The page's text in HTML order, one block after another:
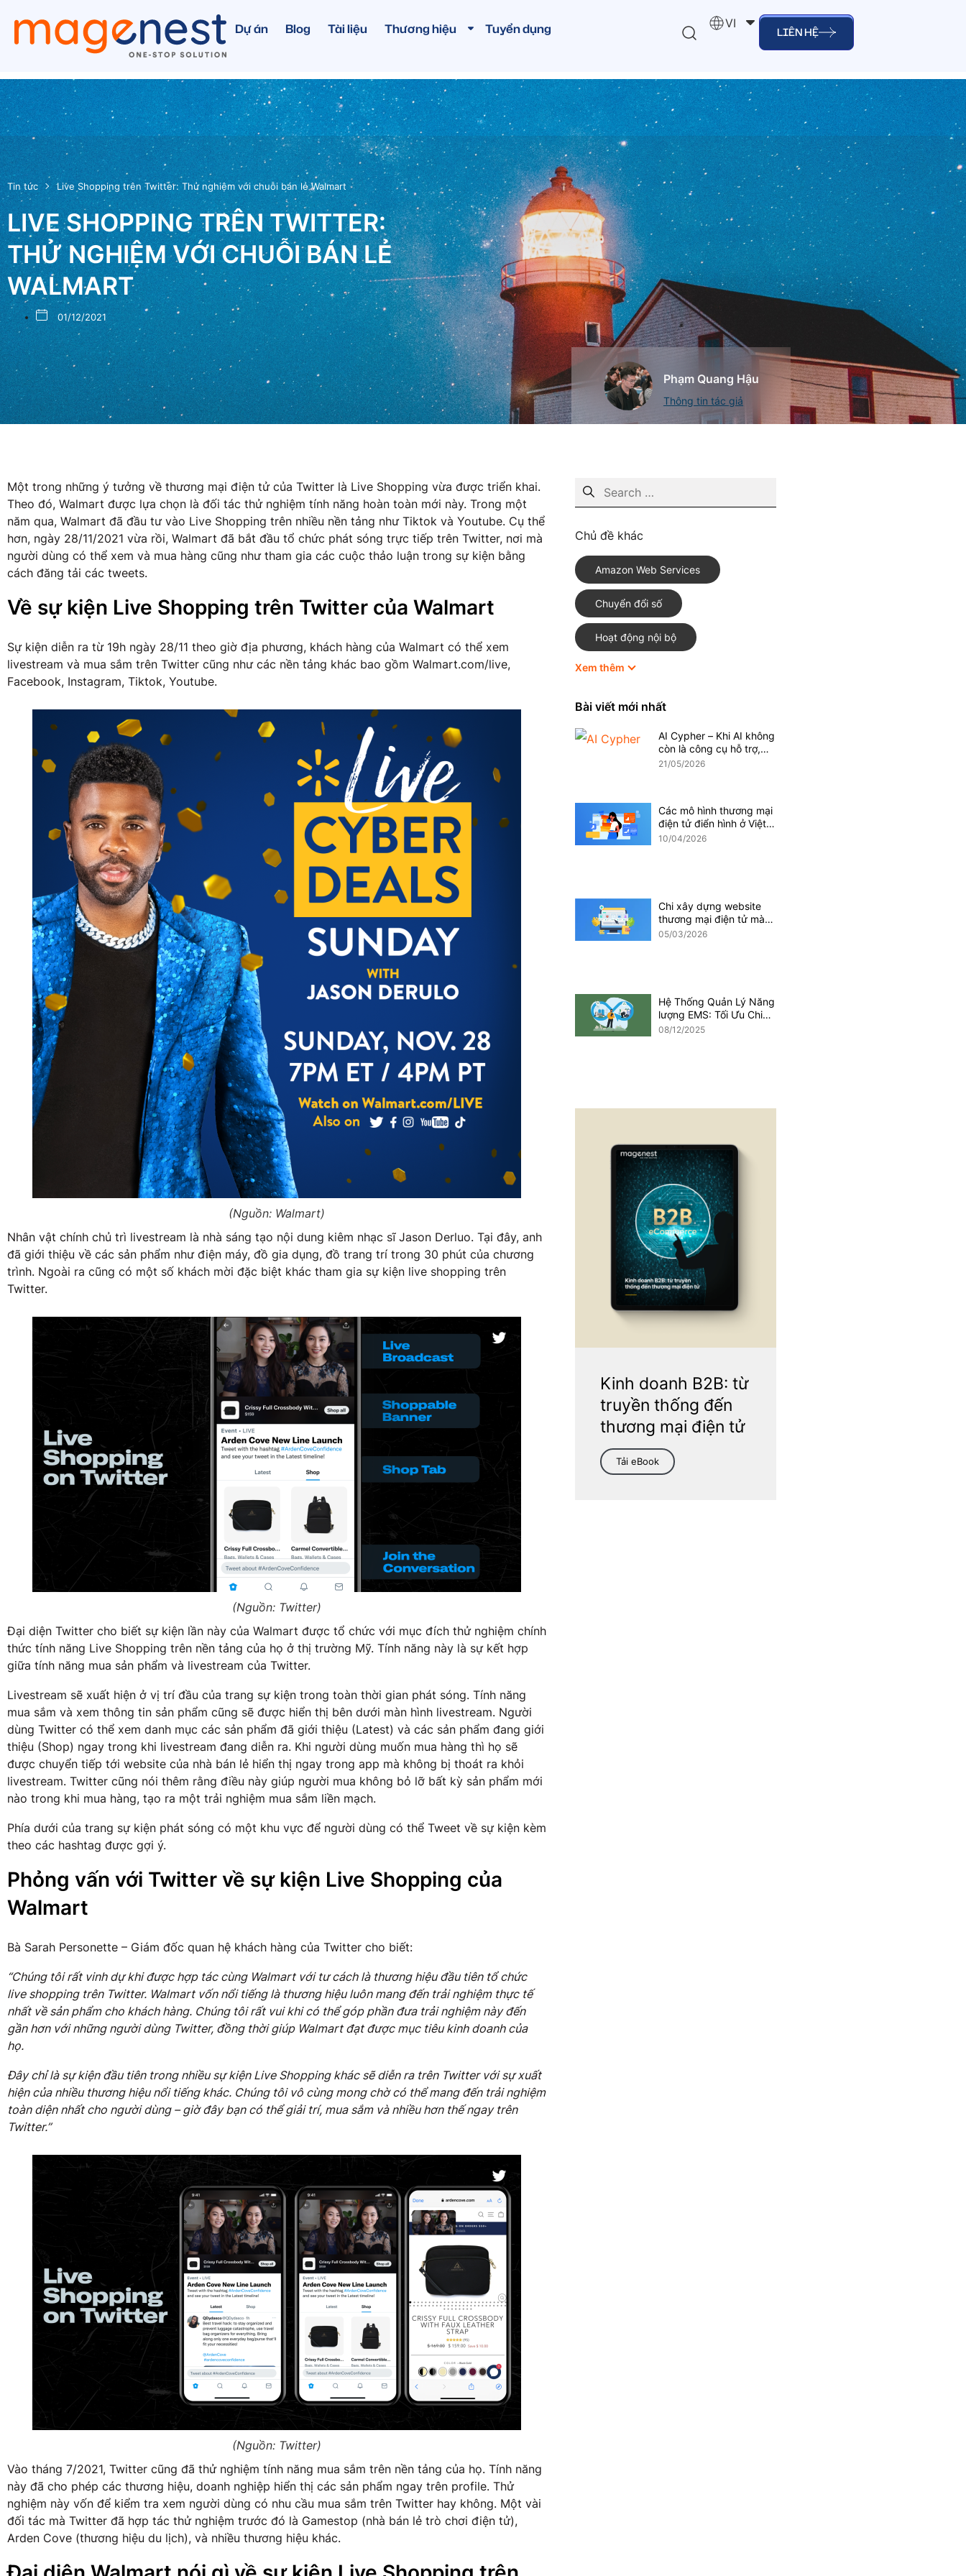
Dự án Blog Tài liệu Thương hiệu Tuyển dụng VI
LIÊN HỆ
Tin tức Live Shopping trên Twitter: Thử nghiệm với chuỗi bán lẻ Walmart
LIVE SHOPPING TRÊN TWITTER:
THỬ NGHIỆM VỚI CHUỖI BÁN LẺ
WALMART
01/12/2021
Phạm Quang Hậu
Thông tin tác giả
Một trong những ý tưởng về thương mại điện tử của Twitter là Live Shopping vừa được triển khai.
Theo đó, Walmart được lựa chọn là đối tác thử nghiệm tính năng hoàn toàn mới này. Trong một
năm qua, Walmart đã đầu tư vào Live Shopping trên nhiều nền tảng như Tiktok và Youtube. Cụ thể
hơn, ngày 28/11/2021 vừa rồi, Walmart đã bắt đầu tổ chức phát sóng trực tiếp trên Twitter, nơi mà
người dùng có thể xem và mua hàng cũng như tham gia các cuộc thảo luận trong sự kiện bằng
cách đăng tải các tweets.
Về sự kiện Live Shopping trên Twitter của Walmart
Sự kiện diễn ra từ 19h ngày 28/11 theo giờ địa phương, khách hàng của Walmart có thể xem
livestream và mua sắm trên Twitter cũng như các nền tảng khác bao gồm Walmart.com/live,
Facebook, Instagram, Tiktok, Youtube.
(Nguồn: Walmart)
Nhân vật chính chủ trì livestream là nhà sáng tạo nội dung kiêm nhạc sĩ Jason Derluo. Tại đây, anh
đã giới thiệu về các sản phẩm như điện máy, đồ gia dụng, đồ trang trí trong 30 phút của chương
trình. Ngoài ra cũng có một số khách mời đặc biệt khác tham gia sự kiện live shopping trên
Twitter.
(Nguồn: Twitter)
Đại diện Twitter cho biết sự kiện lần này của Walmart được tổ chức với mục đích thử nghiệm chính
thức tính năng Live Shopping trên nền tảng của họ ở thị trường Mỹ. Tính năng này là sự kết hợp
giữa tính năng mua sản phẩm và livestream của Twitter.
Livestream sẽ xuất hiện ở vị trí đầu của trang sự kiện trong toàn thời gian phát sóng. Tính năng
mua sắm và xem thông tin sản phẩm cũng sẽ được hiển thị bên dưới màn hình livestream. Người
dùng Twitter có thể xem danh mục các sản phẩm đã giới thiệu (Latest) và các sản phẩm đang giới
thiệu (Shop) ngay trong khi livestream đang diễn ra. Khi người dùng muốn mua hàng thì họ sẽ
được chuyển tiếp tới website của nhà bán lẻ hiển thị ngay trong app mà không bị thoát ra khỏi
livestream. Twitter cũng nói thêm rằng điều này giúp người mua không bỏ lỡ bất kỳ sản phẩm mới
nào trong khi mua hàng, tạo ra một trải nghiệm mua sắm liền mạch.
Phía dưới của trang sự kiện phát sóng có một khu vực để người dùng có thể Tweet về sự kiện kèm
theo các hashtag được gợi ý.
Phỏng vấn với Twitter về sự kiện Live Shopping của
Walmart
Bà Sarah Personette – Giám đốc quan hệ khách hàng của Twitter cho biết:
“Chúng tôi rất vinh dự khi được hợp tác cùng Walmart với tư cách là thương hiệu đầu tiên tổ chức
live shopping trên Twitter. Walmart vốn nổi tiếng là thương hiệu luôn mang đến trải nghiệm thực tế
nhất về sản phẩm cho khách hàng. Chúng tôi rất vui khi có thể góp phần đưa trải nghiệm này đến
gần hơn với những người dùng Twitter, đồng thời giúp Walmart đạt được mục tiêu kinh doanh của
họ.
Đây chỉ là sự kiện đầu tiên trong nhiều sự kiện Live Shopping khác sẽ diễn ra trên Twitter với sự xuất
hiện của nhiều thương hiệu nổi tiếng khác. Chúng tôi vô cùng mong chờ có thể mang đến trải nghiệm
toàn diện nhất cho người dùng – giờ đây bạn có thể giải trí, mua sắm và nhiều hơn thế ngay trên
Twitter.”
(Nguồn: Twitter)
Vào tháng 7/2021, Twitter cũng đã thử nghiệm tính năng mua sắm trên nền tảng của họ. Tính năng
này đã cho phép các thương hiệu, doanh nghiệp hiển thị các sản phẩm ngay trên profile. Thử
nghiệm này vốn để kiểm tra xem người dùng có nhu cầu mua sắm trên Twitter hay không. Một vài
đối tác mà Twitter đã hợp tác thử nghiệm trước đó là Gamestop (nhà bán lẻ trò chơi điện tử),
Arden Cove (thương hiệu du lịch), và nhiều thương hiệu khác.
Chủ đề khác
Amazon Web Services
Chuyển đổi số
Hoạt động nội bộ
HubSpot
Marketing
Odoo Phần mềm CRM
Quản trị doanh nghiệp
Shopify
Thương mại điện tử
Xem thêm
Bài viết mới nhất
AI Cypher – Khi AI không
còn là công cụ hỗ trợ,
mà trở thành một phần
21/05/2026
Các mô hình thương mại
điện tử điển hình ở Việt
Nam hiện nay
10/04/2026
Chi xây dựng website
thương mại điện tử mà
các doanh nghiệp cần
05/03/2026
Hệ Thống Quản Lý Năng
lượng EMS: Tối Ưu Chi
Phí Trong Kỷ Nguyên
08/12/2025
Kinh doanh B2B: từ
truyền thống đến
thương mại điện tử
Tải eBook